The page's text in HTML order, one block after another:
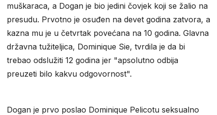
muškaraca, a Dogan je bio jedini čovjek koji se žalio na
presudu. Prvotno je osuđen na devet godina zatvora, a
kazna mu je u četvrtak povećana na 10 godina. Glavna
državna tužiteljica, Dominique Sie, tvrdila je da bi
trebao odslužiti 12 godina jer "apsolutno odbija
preuzeti bilo kakvu odgovornost".
Dogan je prvo poslao Dominique Pelicotu seksualno